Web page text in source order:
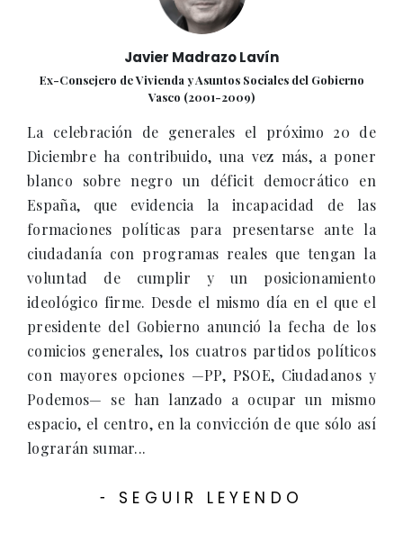
Javier Madrazo Lavín
Ex-Consejero de Vivienda y Asuntos Sociales del Gobierno
Vasco (2001-2009)
La celebración de generales el próximo 20 de
Diciembre ha contribuido, una vez más, a poner
blanco sobre negro un déficit democrático en
España, que evidencia la incapacidad de las
formaciones políticas para presentarse ante la
ciudadanía con programas reales que tengan la
voluntad de cumplir y un posicionamiento
ideológico firme. Desde el mismo día en el que el
presidente del Gobierno anunció la fecha de los
comicios generales, los cuatros partidos políticos
con mayores opciones —PP, PSOE, Ciudadanos y
Podemos— se han lanzado a ocupar un mismo
espacio, el centro, en la convicción de que sólo así
lograrán sumar...
- SEGUIR LEYENDO